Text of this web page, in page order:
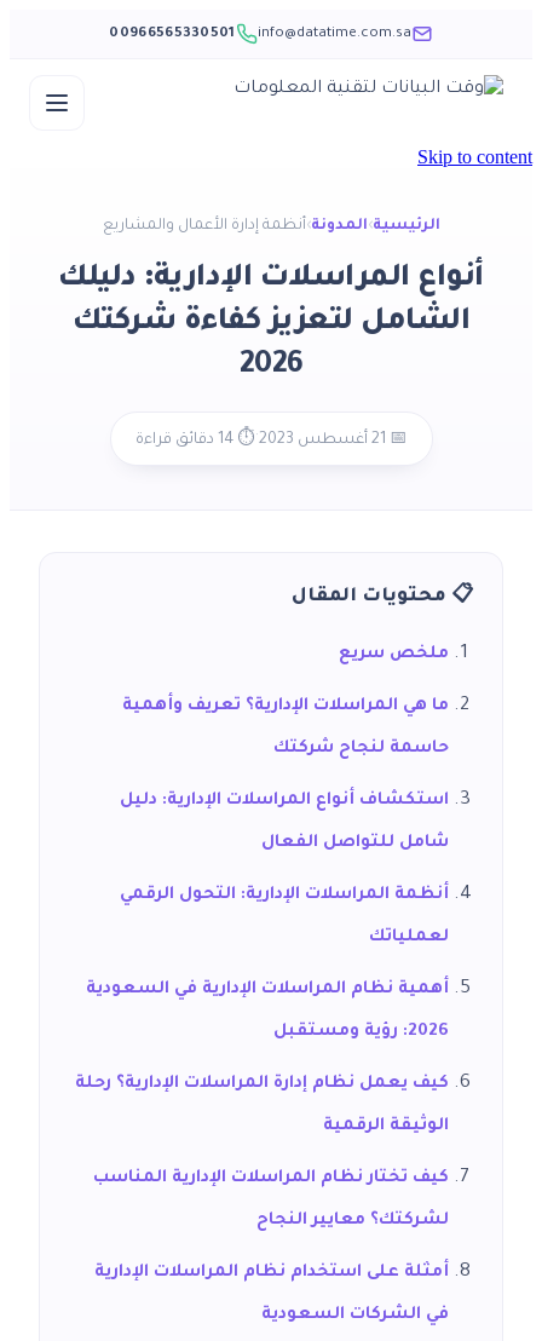
info@datatime.com.sa
00966565330501
Skip to content
الرئيسية›المدونة›أنظمة إدارة الأعمال والمشاريع
أنواع المراسلات الإدارية: دليلك
الشامل لتعزيز كفاءة شركتك
2026
📅 21 أغسطس 2023 ·⏱️ 14 دقائق قراءة
📋 محتويات المقال
ملخص سريع
ما هي المراسلات الإدارية؟ تعريف وأهمية
حاسمة لنجاح شركتك
استكشاف أنواع المراسلات الإدارية: دليل
شامل للتواصل الفعال
أنظمة المراسلات الإدارية: التحول الرقمي
لعملياتك
أهمية نظام المراسلات الإدارية في السعودية
2026: رؤية ومستقبل
كيف يعمل نظام إدارة المراسلات الإدارية؟ رحلة
الوثيقة الرقمية
كيف تختار نظام المراسلات الإدارية المناسب
لشركتك؟ معايير النجاح
أمثلة على استخدام نظام المراسلات الإدارية
في الشركات السعودية